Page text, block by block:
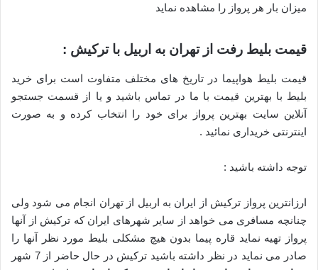
میزان بار هر پرواز را مشاهده نماید
قیمت بلیط رفت از تهران به اربیل با ترکیش :
قیمت بلیط هواپیما در تاریخ های مختلف متفاوت است برای خرید
بلیط با بهترین قیمت با ما در تماس باشید و یا از قسمت جستجو
آنلاین سایت بهترین پرواز برای خود را انتخاب کرده و به صورت
اینترنتی خریداری نمائید .
توجه داشته باشید :
ارزانترین پرواز ترکیش از ایران به اربیل از تهران انجام می شود ولی
چنانچه مسافری می خواهد از سایر شهرهای ایران که ترکیش از آنها
پرواز تهیه نماید قاره پیما بدون هیچ مشکلی بلیط مورد نظر آنها را
صادر می نماید در نظر داشته باشید ترکیش در حال حاضر از 7 شهر